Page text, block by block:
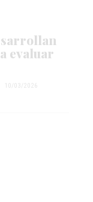
evaluar
10/03/2026